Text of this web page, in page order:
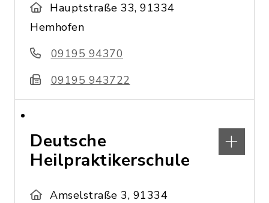
Hauptstraße 33, 91334
Hemhofen
09195 94370
09195 943722
Deutsche
Heilpraktikerschule
Amselstraße 3, 91334